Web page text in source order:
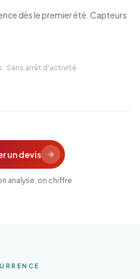
dès le premier été. Capteurs
· Sans arrêt d'activité
un devis
analyse, on chiffre